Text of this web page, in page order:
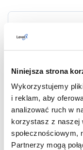
Niniejsza strona
Wykorzystujemy
i reklam, aby
analizować ruch w
korzystasz z naszej
społecznościowym,
Partnerzy mogą
Zbieranie
Wstępna
Rozwiązywanie
Przekazywanie